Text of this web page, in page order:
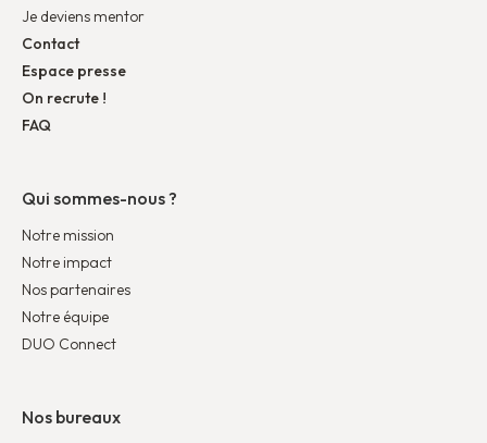
Je deviens mentor
Contact
Espace presse
On recrute !
FAQ
Qui sommes-nous ?
Notre mission
Notre impact
Nos partenaires
Notre équipe
DUO Connect
Nos bureaux